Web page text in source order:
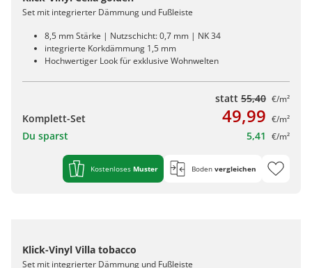
Set mit integrierter Dämmung und Fußleiste
8,5 mm Stärke | Nutzschicht: 0,7 mm | NK 34
integrierte Korkdämmung 1,5 mm
Hochwertiger Look für exklusive Wohnwelten
statt 55,40 €/m²
Komplett-Set 49,99 €/m²
Du sparst 5,41 €/m²
Kostenloses Muster Boden vergleichen
Klick-Vinyl Villa tobacco
Set mit integrierter Dämmung und Fußleiste